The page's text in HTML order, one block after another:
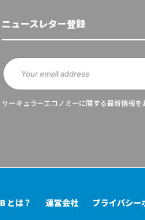
ニュースレター登録
サーキュラーエコノミーに関する最新情報を
とは？ 運営会社 プライバシー